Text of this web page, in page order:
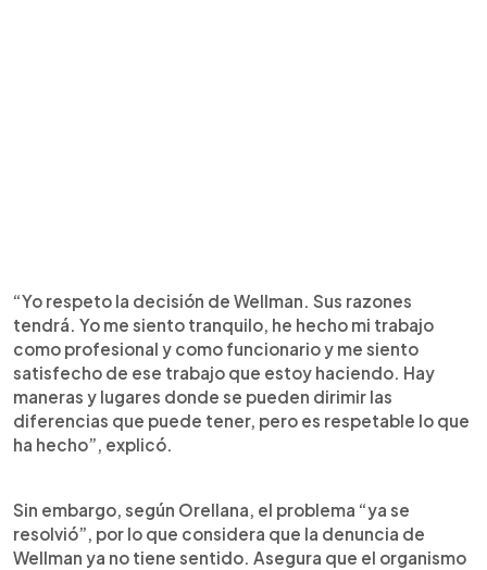
“Yo respeto la decisión de Wellman. Sus razones
tendrá. Yo me siento tranquilo, he hecho mi trabajo
como profesional y como funcionario y me siento
satisfecho de ese trabajo que estoy haciendo. Hay
maneras y lugares donde se pueden dirimir las
diferencias que puede tener, pero es respetable lo que
ha hecho”, explicó.
Sin embargo, según Orellana, el problema “ya se
resolvió”, por lo que considera que la denuncia de
Wellman ya no tiene sentido. Asegura que el organismo